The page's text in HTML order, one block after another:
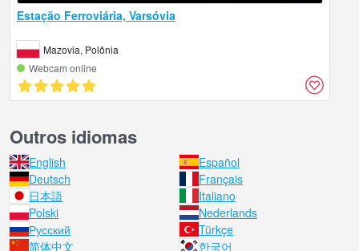
Estação Ferroviária, Varsóvia
Mazovia, Polônia
Webcam online
Outros idiomas
English
Español
Deutsch
Français
日本語
Italiano
Polski
Nederlands
Русский
Türkçe
简体中文
한국어